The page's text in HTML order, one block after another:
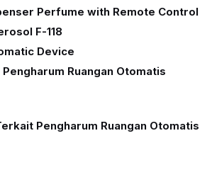
Perfume with Remote Control
F-118
Device
Ruangan Otomatis
Pengharum Ruangan Otomatis